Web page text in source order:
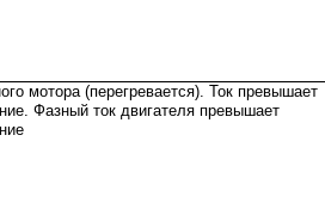
мотора (перегревается). Ток превышает
Фазный ток двигателя превышает